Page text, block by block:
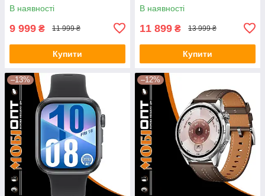
В наявності
9 999 ₴ 11 999 ₴
Купити
В наявності
11 899 ₴ 13 999 ₴
Купити
–13% –12%